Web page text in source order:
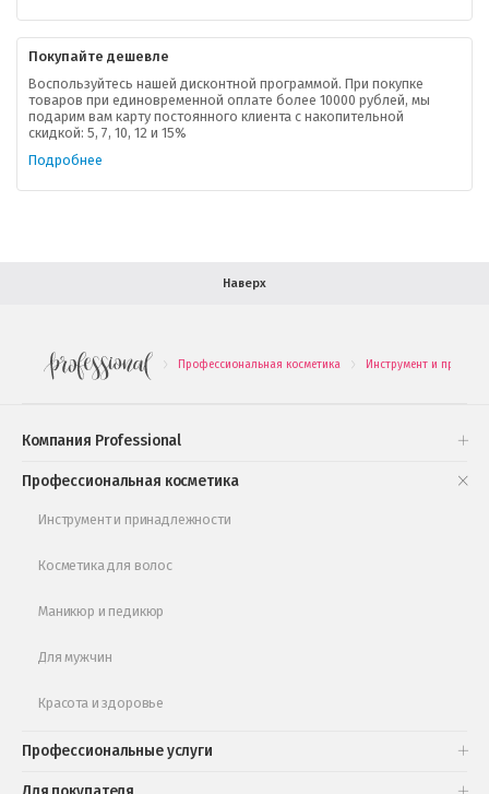
Покупайте дешевле
Воспользуйтесь нашей дисконтной программой. При покупке
товаров при единовременной оплате более 10000 рублей, мы
подарим вам карту постоянного клиента с накопительной
скидкой: 5, 7, 10, 12 и 15%
Подробнее
Наверх
. Профессиональная косметика . Инструмент и
Компания Professional
Контактная информация
В помощь покупателю
Форма обратной связи
Профессиональная косметика
Инструмент и принадлежности
Косметика для волос
Маникюр и педикюр
Для мужчин
Красота и здоровье
Профессиональные услуги
Подарочные наборы
Обучающее видео